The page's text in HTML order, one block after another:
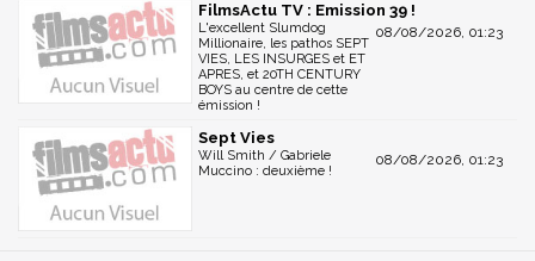
FilmsActu TV : Emission 39 !
08/08/2026, 01:23
L'excellent Slumdog
Millionaire, les pathos SEPT
VIES, LES INSURGES et ET
APRES, et 20TH CENTURY
BOYS au centre de cette
émission !
Sept Vies
08/08/2026, 01:23
Will Smith / Gabriele
Muccino : deuxième !